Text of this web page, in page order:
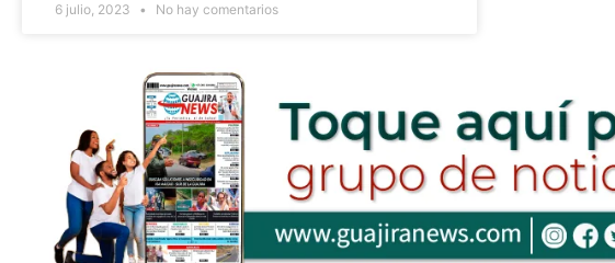
6 julio, 2023 No hay comentarios